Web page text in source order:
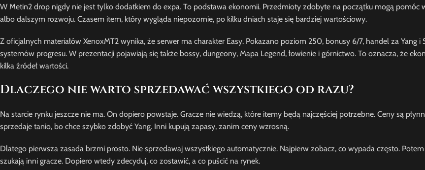
W Metin2 drop nigdy nie jest tylko dodatkiem do expa. To podstawa ekonomii. Przedmioty zdobyte na początku mogą pomóc
albo dalszym rozwoju. Czasem item, który wygląda niepozornie, po kilku dniach staje się bardziej wartościowy.
Z oficjalnych materiałów XenoxMT2 wynika, że serwer ma charakter Easy. Pokazano poziom 250, bonusy 6/7, handel za Yang i
systemów progresu. W prezentacji pojawiają się także bossy, dungeony, Mapa Legend, łowienie i górnictwo. To oznacza, że
kilka źródeł wartości.
Dlaczego nie warto sprzedawać wszystkiego od razu?
Na starcie rynku jeszcze nie ma. On dopiero powstaje. Gracze nie wiedzą, które itemy będą najczęściej potrzebne. Ceny są
sprzedaje tanio, bo chce szybko zdobyć Yang. Inni kupują zapasy, zanim ceny wzrosną.
Dlatego pierwsza zasada brzmi prosto. Nie sprzedawaj wszystkiego automatycznie. Najpierw zobacz, co wypada często.
szukają inni gracze. Dopiero wtedy zdecyduj, co zostawić, a co puścić na rynek.